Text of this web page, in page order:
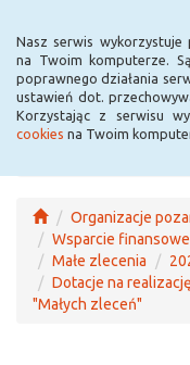
Nasz serwis
na Twoim komputerze.
poprawnego działania
ustawień dot.
Korzystając z serwisu
cookies na Twoim
Organizacje
Wsparcie
Małe zlecenia
Dotacje na
"Małych zleceń"